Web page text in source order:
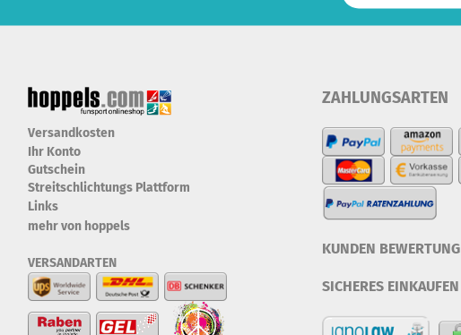
Versandkosten
Ihr Konto
Gutschein
Streitschlichtungs Plattform
Links
mehr von hoppels
VERSANDARTEN
ZAHLUNGSARTEN
KUNDEN BEWERTUNG
SICHERES EINKAUFEN